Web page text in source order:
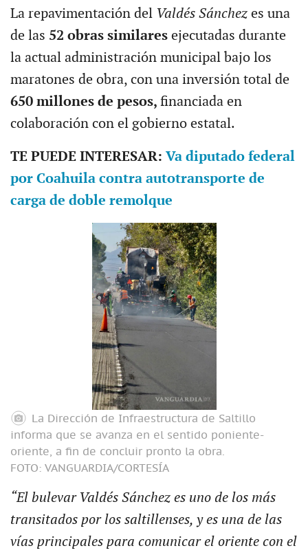
La repavimentación del Valdés Sánchezes una
de las 52 obras similares ejecutadas durante
la actual administración municipal bajo los
maratones de obra, con una inversión total de
650 millones de pesos, financiada en
colaboración con el gobierno estatal.
TE PUEDE INTERESAR: Va diputado federal
por Coahuila contra autotransporte de
carga de doble remolque
La Dirección de Infraestructura de Saltillo
informa que se avanza en el sentido poniente-
oriente, a fin de concluir pronto la obra.
FOTO: VANGUARDIA/CORTESÍA
“El bulevar Valdés Sánchez es uno de los más
transitados por los saltillenses, y es una de las
vías principales para comunicar el oriente con el